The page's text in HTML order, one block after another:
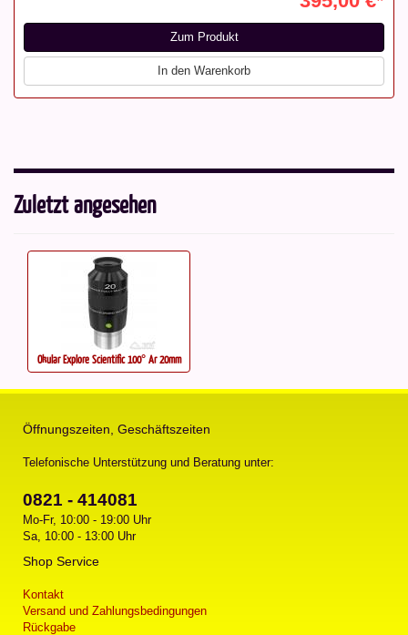
Zum Produkt
In den Warenkorb
Zuletzt angesehen
Okular Explore Scientific 100° Ar 20mm
Öffnungszeiten, Geschäftszeiten
Telefonische Unterstützung und Beratung unter:
0821 - 414081
Mo-Fr, 10:00 - 19:00 Uhr
Sa, 10:00 - 13:00 Uhr
Shop Service
Kontakt
Versand und Zahlungsbedingungen
Rückgabe